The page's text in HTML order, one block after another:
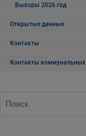
Выборы 2026 год
Открытые данные
Контакты
Контакты